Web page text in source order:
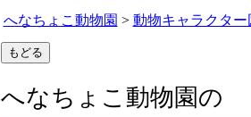
へなちょこ動物園 > 動物キャラクター
へなちょこ動物園の